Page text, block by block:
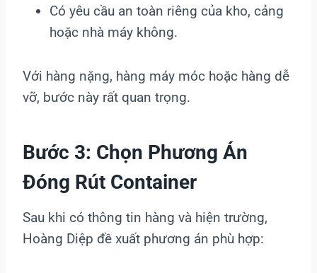
Có yêu cầu an toàn riêng của kho, cảng
hoặc nhà máy không.
Với hàng nặng, hàng máy móc hoặc hàng dễ
vỡ, bước này rất quan trọng.
Bước 3: Chọn Phương Án
Đóng Rút Container
Sau khi có thông tin hàng và hiện trường,
Hoàng Diệp đề xuất phương án phù hợp: